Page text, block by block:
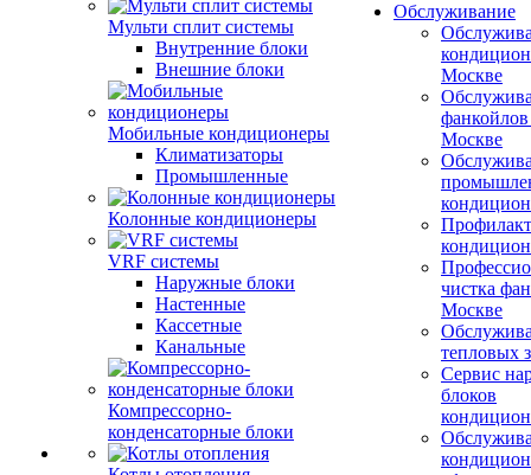
Мульти сплит системы
Внутренние блоки
Внешние блоки
Мобильные кондиционеры
Климатизаторы
Промышленные
Колонные кондиционеры
VRF системы
Наружные блоки
Настенные
Кассетные
Канальные
Компрессорно-
конденсаторные блоки
Обслуживание
Москве
Москве
чистка
Москве
тепловых
Сервис
блоков